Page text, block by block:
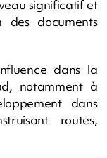
significatif et
des documents
dans la
notamment à
dans
routes,